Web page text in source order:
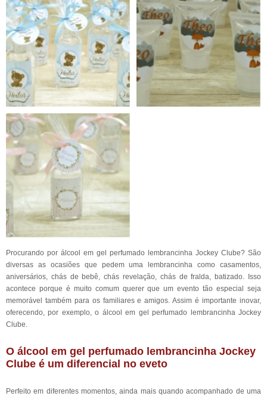
Procurando por álcool em gel perfumado lembrancinha Jockey Clube? São
diversas as ocasiões que pedem uma lembrancinha como casamentos,
aniversários, chás de bebê, chás revelação, chás de fralda, batizado. Isso
acontece porque é muito comum querer que um evento tão especial seja
memorável também para os familiares e amigos. Assim é importante inovar,
oferecendo, por exemplo, o álcool em gel perfumado lembrancinha Jockey
Clube.
O álcool em gel perfumado lembrancinha Jockey
Clube é um diferencial no eveto
Perfeito em diferentes momentos, ainda mais quando acompanhado de uma